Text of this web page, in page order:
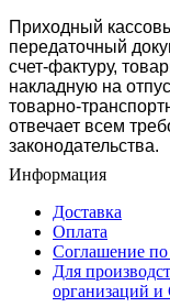
Приходный
передаточный
счет-фактуру,
накладную на
товарно-
отвечает всем
законодательства.
Информация
Доставка
Оплата
Соглашение
Для
организаций